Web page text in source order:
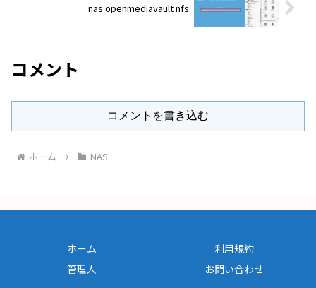
nas openmediavault nfs
コメント
コメントを書き込む
ホーム NAS
ホーム
利用規約
管理人
お問い合わせ